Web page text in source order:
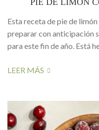
PIE DE LIMÓN
Esta receta de pie de
preparar con anticipación
para este fin de año. Está
LEER MÁS